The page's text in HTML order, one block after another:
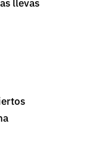
llevas